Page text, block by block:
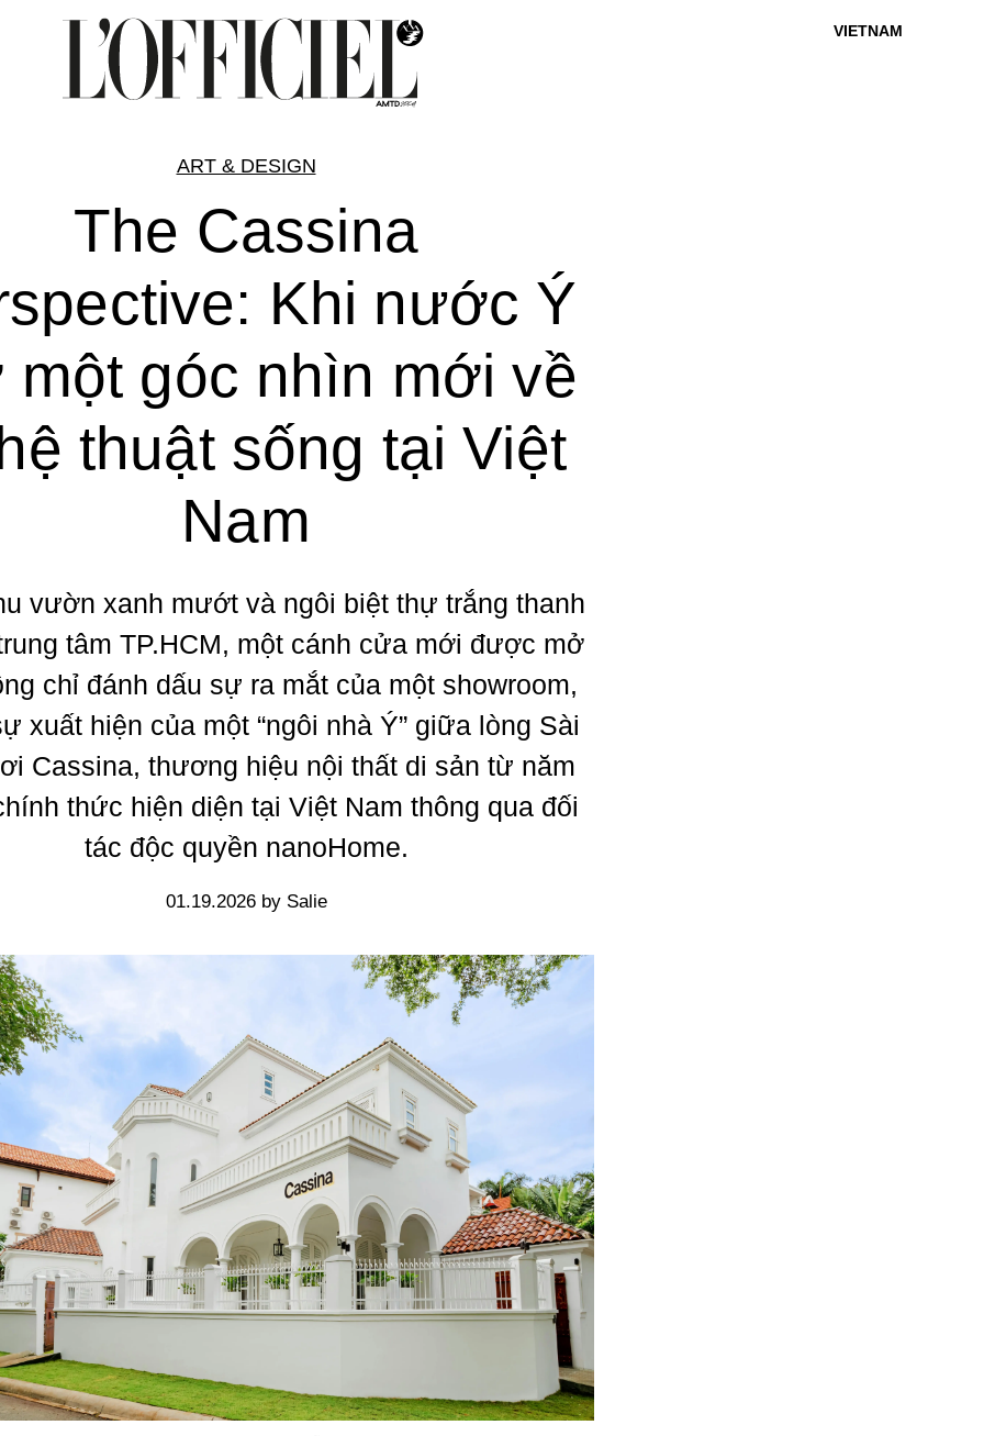
VIETNAM
ART & DESIGN
The Cassina
Khi nước Ý
một góc nhìn mới về
thuật sống tại Việt
Nam
vườn xanh mướt và ngôi biệt thự trắng thanh
tâm TP.HCM, một cánh cửa mới được mở
chỉ đánh dấu sự ra mắt của một showroom,
xuất hiện của một “ngôi nhà Ý” giữa lòng Sài
Cassina, thương hiệu nội thất di sản từ năm
thức hiện diện tại Việt Nam thông qua đối
tác độc quyền nanoHome.
01.19.2026 by Salie